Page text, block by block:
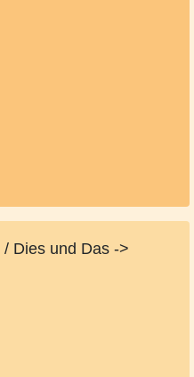
Dies und Das ->